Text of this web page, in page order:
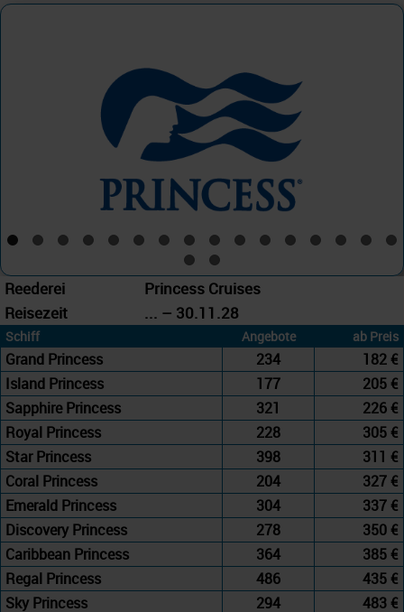
Reederei
Princess Cruises
Reisezeit
... – 30.11.28
Schiff Angebote ab Preis
Grand Princess 234
182 €
Island Princess
177
205 €
Sapphire Princess
321
226 €
Royal Princess
228
305 €
Star Princess
398
311 €
Coral Princess
204
327 €
Emerald Princess
304
337 €
Discovery Princess
278
350 €
Caribbean Princess
364
385 €
Regal Princess
486
435 €
Sky Princess
294 483 €